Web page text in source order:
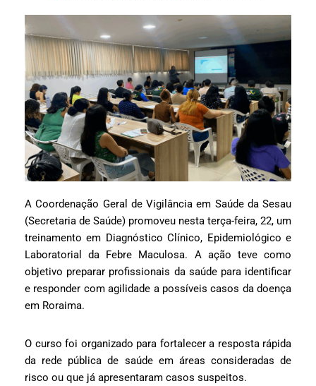
A Coordenação Geral de Vigilância em Saúde da Sesau
(Secretaria de Saúde) promoveu nesta terça-feira, 22, um
treinamento em Diagnóstico Clínico, Epidemiológico e
Laboratorial da Febre Maculosa. A ação teve como
objetivo preparar profissionais da saúde para identificar
e responder com agilidade a possíveis casos da doença
em Roraima.
O curso foi organizado para fortalecer a resposta rápida
da rede pública de saúde em áreas consideradas de
risco ou que já apresentaram casos suspeitos.